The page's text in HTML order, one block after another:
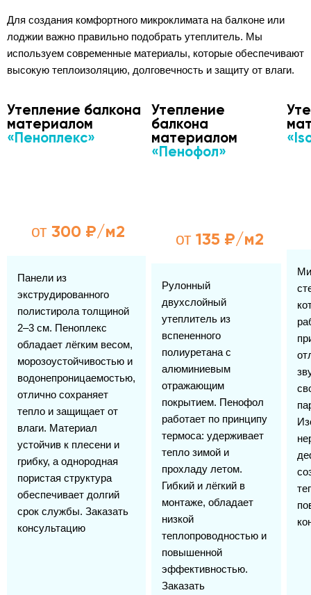
Для создания комфортного микроклимата на балконе или
лоджии важно правильно подобрать утеплитель. Мы
используем современные материалы, которые обеспечивают
высокую теплоизоляцию, долговечность и защиту от влаги.
Утепление балкона
материалом
«Пеноплекс»
от 300 ₽/м2
Панели из
экструдированного
полистирола толщиной
2–3 см. Пеноплекс
обладает лёгким весом,
морозоустойчивостью и
водонепроницаемостью,
отлично сохраняет
тепло и защищает от
влаги. Материал
устойчив к плесени и
грибку, а однородная
пористая структура
обеспечивает долгий
срок службы. Заказать
консультацию
Утепление
балкона
материалом
«Пенофол»
от 135 ₽/м2
Рулонный
двухслойный
утеплитель из
вспененного
полиуретана с
алюминиевым
отражающим
покрытием. Пенофол
работает по принципу
термоса: удерживает
тепло зимой и
прохладу летом.
Гибкий и лёгкий в
монтаже, обладает
низкой
теплопроводностью и
повышенной
эффективностью.
Заказать